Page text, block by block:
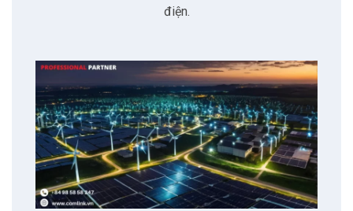
3.3 Truyền tải quy mô nhỏ
3.4 Phân phối hai chiều
3.5 Sự tham gia của người tiêu dùng
điện.